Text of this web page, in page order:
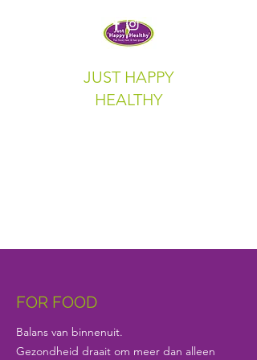
JUST HAPPY
HEALTHY
FOR FOOD
Balans van binnenuit.
Gezondheid draait om meer dan alleen